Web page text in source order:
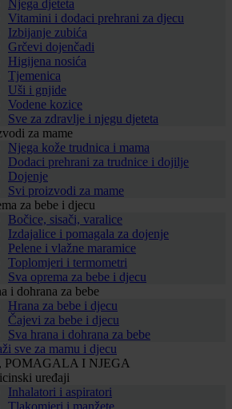
Njega djeteta
Vitamini i dodaci prehrani za djecu
Izbijanje zubića
Grčevi dojenčadi
Higijena nosića
Tjemenica
Uši i gnjide
Vodene kozice
Sve za zdravlje i njegu djeteta
za mame
Njega kože trudnica i mama
Dodaci prehrani za trudnice i dojilje
Dojenje
Svi proizvodi za mame
za bebe i djecu
Bočice, sisači, varalice
Izdajalice i pomagala za dojenje
Pelene i vlažne maramice
Toplomjeri i termometri
Sva oprema za bebe i djecu
i dohrana za bebe
Hrana za bebe i djecu
Čajevi za bebe i djecu
Sva hrana i dohrana za bebe
sve za mamu i djecu
POMAGALA I NJEGA
uređaji
Inhalatori i aspiratori
Tlakomjeri i manžete